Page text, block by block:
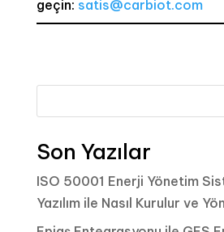
geçin: satis@carbiot.com
Son Yazılar
ISO 50001 Enerji Yönetim
Yazılım ile Nasıl Kurulur ve